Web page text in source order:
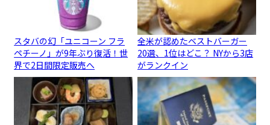
スタバの幻「ユニコーン フラ
ペチーノ」が9年ぶり復活！世
界で2日間限定販売へ
全米が認めたベストバーガー
20選、1位はどこ？ NYから3店
がランクイン